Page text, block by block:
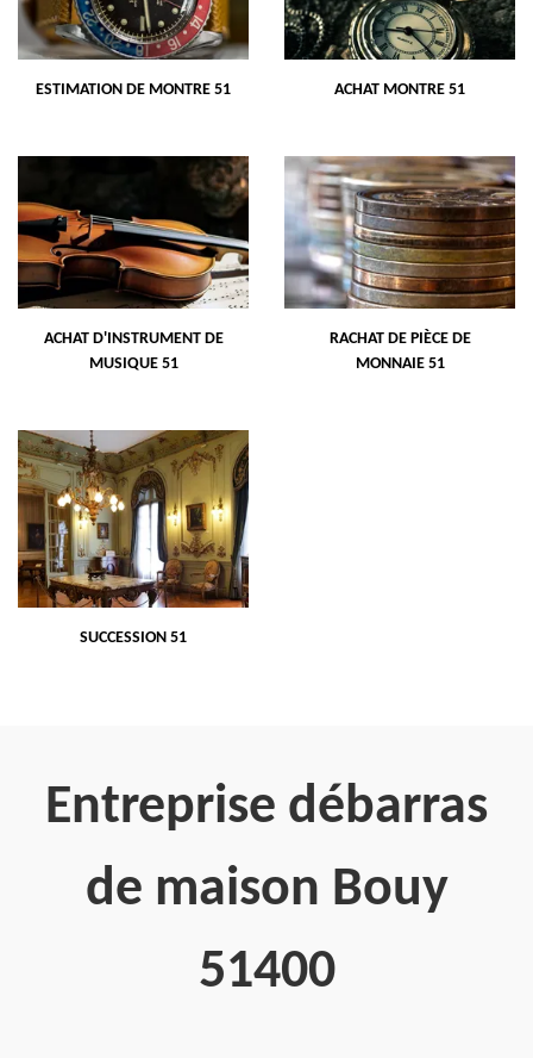
ESTIMATION DE MONTRE 51 ACHAT MONTRE 51
ACHAT D'INSTRUMENT DE
MUSIQUE 51
RACHAT DE PIÈCE DE
MONNAIE 51
SUCCESSION 51
Entreprise débarras
de maison Bouy
51400